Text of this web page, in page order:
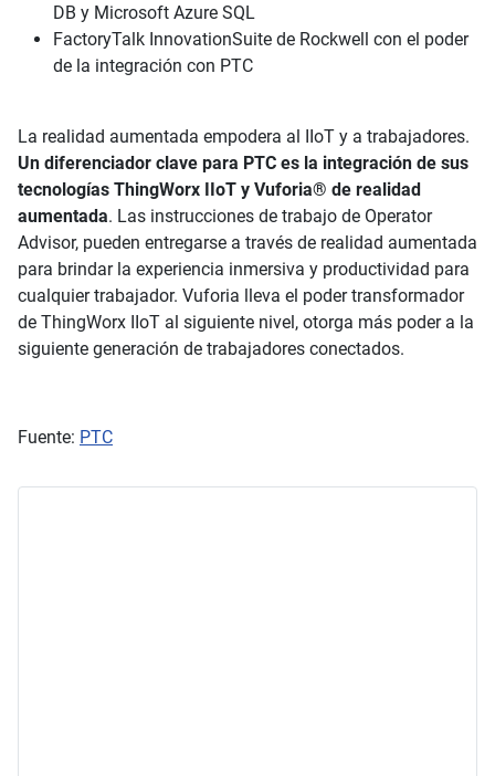
DB y Microsoft Azure SQL
FactoryTalk InnovationSuite de Rockwell con el poder
de la integración con PTC
La realidad aumentada empodera al IIoT y a trabajadores.
Un diferenciador clave para PTC es la integración de sus
tecnologías ThingWorx IIoT y Vuforia® de realidad
aumentada. Las instrucciones de trabajo de Operator
Advisor, pueden entregarse a través de realidad aumentada
para brindar la experiencia inmersiva y productividad para
cualquier trabajador. Vuforia lleva el poder transformador
de ThingWorx IIoT al siguiente nivel, otorga más poder a la
siguiente generación de trabajadores conectados.
Fuente: PTC